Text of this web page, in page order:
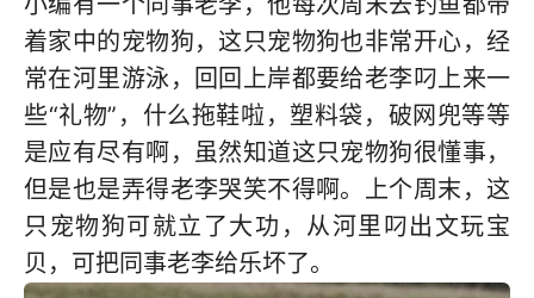
着家中的宠物狗，这只宠物狗也非常开心，经
常在河里游泳，回回上岸都要给老李叼上来一
些“礼物”，什么拖鞋啦，塑料袋，破网兜等等
是应有尽有啊，虽然知道这只宠物狗很懂事，
但是也是弄得老李哭笑不得啊。上个周末，这
只宠物狗可就立了大功，从河里叼出文玩宝
贝，可把同事老李给乐坏了。